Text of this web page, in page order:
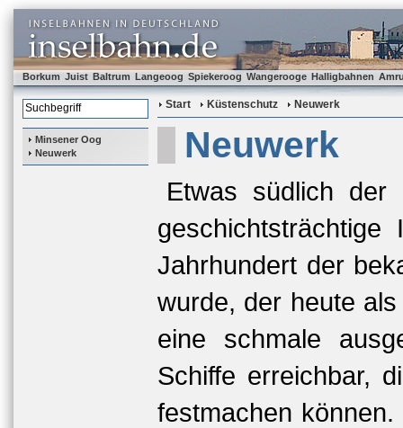
Borkum Juist Baltrum Langeoog Spiekeroog Wangerooge Halligbahnen
Minsener Oog
Neuwerk
Start Küstenschutz Neuwerk
Neuwerk
Etwas südlich der
Jahrhundert der
wurde, der heute
eine schmale
Schiffe erreichbar,
festmachen